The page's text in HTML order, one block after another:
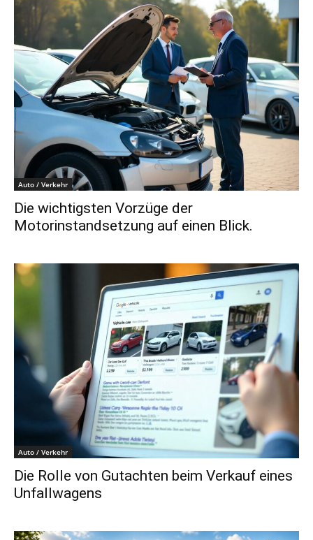
Auto / Verkehr
Die wichtigsten Vorzüge der
Motorinstandsetzung auf einen Blick.
Auto / Verkehr
Die Rolle von Gutachten beim Verkauf eines
Unfallwagens